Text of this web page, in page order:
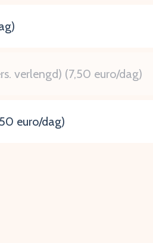
verlengd) (7,50 euro/dag)
euro/dag)